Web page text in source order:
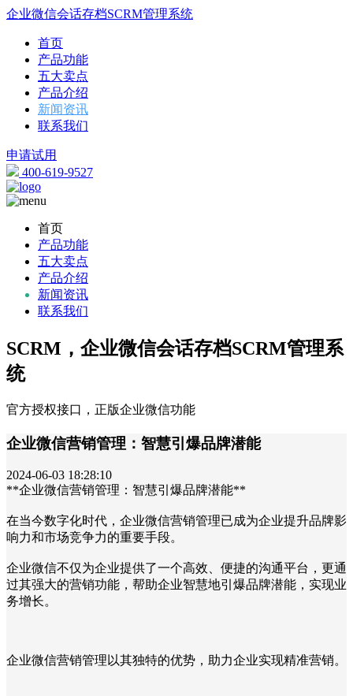
企业微信会话存档SCRM管理系统
首页
产品功能
五大卖点
产品介绍
新闻资讯
联系我们
申请试用
400-619-9527
首页
产品功能
五大卖点
产品介绍
新闻资讯
联系我们
SCRM，企业微信会话存档SCRM管理系
统
官方授权接口，正版企业微信功能
企业微信营销管理：智慧引爆品牌潜能
2024-06-03 18:28:10
**企业微信营销管理：智慧引爆品牌潜能**
在当今数字化时代，企业微信营销管理已成为企业提升品牌影
响力和市场竞争力的重要手段。
企业微信不仅为企业提供了一个高效、便捷的沟通平台，更通
过其强大的营销功能，帮助企业智慧地引爆品牌潜能，实现业
务增长。
企业微信营销管理以其独特的优势，助力企业实现精准营销。